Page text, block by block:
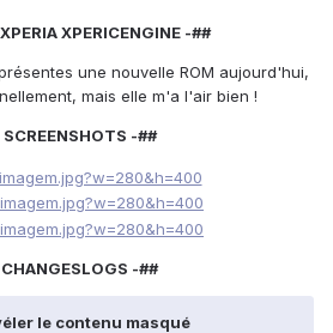
XPERICENGINE -##
une nouvelle ROM aujourd'hui,
mais elle m'a l'air bien !
-##
-##
le contenu masqué